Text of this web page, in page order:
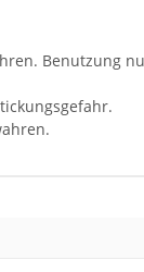
Benutzung